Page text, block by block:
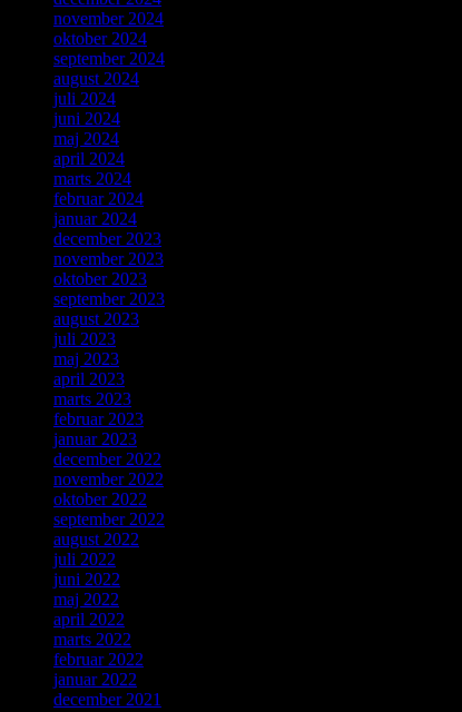
november 2024
oktober 2024
september 2024
august 2024
juli 2024
juni 2024
maj 2024
april 2024
marts 2024
februar 2024
januar 2024
december 2023
november 2023
oktober 2023
september 2023
august 2023
juli 2023
maj 2023
april 2023
marts 2023
februar 2023
januar 2023
december 2022
november 2022
oktober 2022
september 2022
august 2022
juli 2022
juni 2022
maj 2022
april 2022
marts 2022
februar 2022
januar 2022
december 2021